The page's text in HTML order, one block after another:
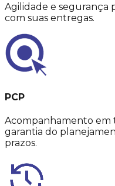
Agilidade e segurança
com suas entregas.
PCP
Acompanhamento em
garantia do
prazos.